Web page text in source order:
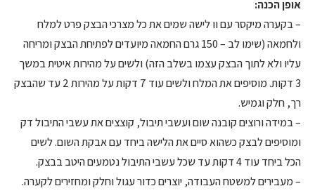
אופן הכנה:
– בקערה מיקסר עם וו לישה שמים את כל מצרכי הבצק פרט למלח
ולחמאה (שימו לב – 150 גרם החמאה מיועדים לפתיחת הבצק ומריחה
עליו ולא לתוך הבצק עצמו בשלב הזה) ולשים על מהירות איטית במשך
3 דקות. מוסיפים את המלח ולשים עוד 7 דקות על מהירות 2 עד שהבצק
רך, חלק וגמיש.
– במידה ורוצים קובנה שום ועשבי תיבול, קוצצים את עשבי התיבול דק
ומוסיפים לבצק כשהוא סיים את הלישה ביחד עם אבקת השום. לשים
הכל ביחד עוד 4 דקות עד שכל עשבי התיבול נטמעים היטב בבצק.
– מעבירים למשטח העבודה, יוצרים כדור עגול וחלק ומחזירים לקערה.